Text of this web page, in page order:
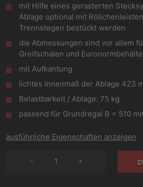
mit Hilfe eines gerasterten
Ablage optional mit
Trennstegen bestückt werden
die Abmessungen sind vor allem
Greifschalen und
mit Aufkantung
lichtes Innenmaß der Ablage 423
Belastbarkeit / Ablage: 75 kg
passend für Grundregal B = 510
ausführliche Eigenschaften anzeigen
1